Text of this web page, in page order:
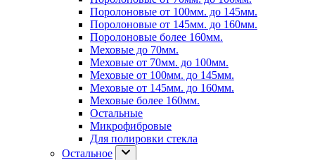
Поролоновые от 100мм. до 145мм.
Поролоновые от 145мм. до 160мм.
Поролоновые более 160мм.
Меховые до 70мм.
Меховые от 70мм. до 100мм.
Меховые от 100мм. до 145мм.
Меховые от 145мм. до 160мм.
Меховые более 160мм.
Остальные
Микрофибровые
Для полировки стекла
Остальное